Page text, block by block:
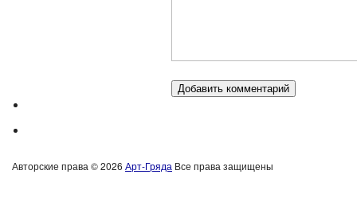
Авторские права © 2026 Арт-Гряда Все права защищены